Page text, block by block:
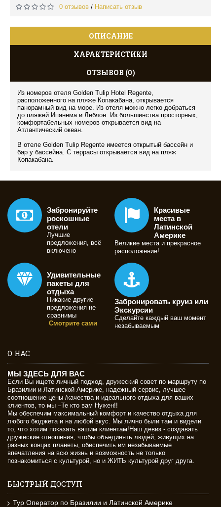
0 отзывов / Написать отзыв
ОПИСАНИЕ
ХАРАКТЕРИСТИКИ
ОТЗЫВОВ (0)
Из номеров отеля Golden Tulip Hotel Regente,
расположенного на пляже Копакабана, открывается
панорамный вид на море. Из отеля можно легко добраться
до пляжей Ипанема и Леблон. Из большинства просторных,
комфортабельных номеров открывается вид на
Атлантический океан.
В отеле Golden Tulip Regente имеется открытый бассейн и
бар у бассейна. С террасы открывается вид на пляж
Копакабана.
Забронируйте
роскошные
отели
Лучшие
предложения, всё
включено
Красивые
места в
Латинской
Америке
Великие места и прекрасное
расположение!
Удивительные
пакеты для
отдыха
Никакие другие
предложения не
сравнимы
Смотрите сами
Забронировать круиз или
Экскурсии
Сделайте каждый ваш момент
незабываемым
О НАС
МЫ ЗДЕСЬ ДЛЯ ВАС
Если Вы ищете личный подход, дружеский совет по маршруту по
Бразилии и Латинской Америке, надежный сервис, лучшее
соотношение цены /качества и идеального отдыха для ваших
клиентов, то мы –Те кто вам Нужен!!
Мы обеспечим максимальный комфорт и качество отдыха для
любого бюджета и на любой вкус. Мы лично были там и видели
то, что хотим показать вашим клиентам!Наш девиз - создавать
дружеские отношения, чтобы объединять людей, живущих на
разных концах планеты, обеспечить им незабываемые
впечатления на всю жизнь и возможность не только
познакомиться с культурой, но и ЖИТЬ культурой друг друга.
БЫСТРЫЙ ДОСТУП
Тур Оператор по Бразилии и Латинской Америке